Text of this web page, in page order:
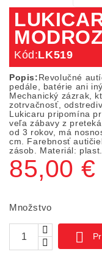
Kód:LK519
Popis:Revolučné
pedále, batérie ani
Mechanický zázrak,
zotrvačnosť,
Lukicaru pripomína
veľa zábavy z
od 3 rokov, má
cm. Farebnosť
zásob. Materiál: plast.
85,00 €
Množstvo
